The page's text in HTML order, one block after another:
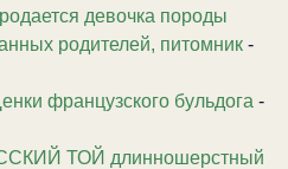
девочка породы
родителей, питомник -
французского бульдога -
ТОЙ длинношерстный